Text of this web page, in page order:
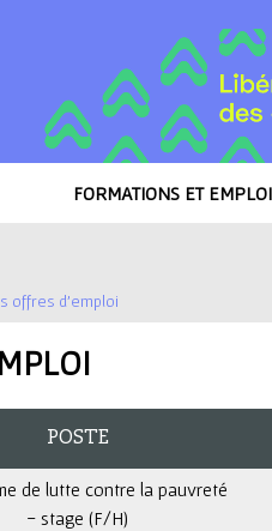
FORMATIONS ET
offres d'emploi
POSTE
de lutte contre la pauvreté
- stage (F/H)